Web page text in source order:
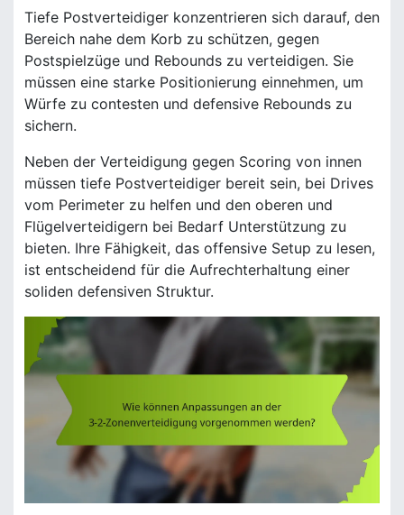
Tiefe Postverteidiger konzentrieren sich darauf, den
Bereich nahe dem Korb zu schützen, gegen
Postspielzüge und Rebounds zu verteidigen. Sie
müssen eine starke Positionierung einnehmen, um
Würfe zu contesten und defensive Rebounds zu
sichern.
Neben der Verteidigung gegen Scoring von innen
müssen tiefe Postverteidiger bereit sein, bei Drives
vom Perimeter zu helfen und den oberen und
Flügelverteidigern bei Bedarf Unterstützung zu
bieten. Ihre Fähigkeit, das offensive Setup zu lesen,
ist entscheidend für die Aufrechterhaltung einer
soliden defensiven Struktur.